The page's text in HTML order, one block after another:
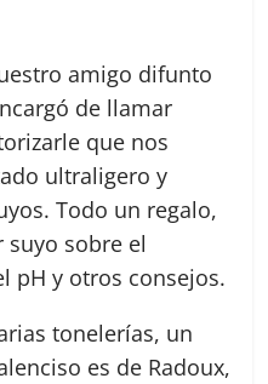
amigo difunto
de llamar
que nos
ultraligero y
Todo un regalo,
sobre el
pH y otros consejos.
tonelerías, un
es de Radoux,